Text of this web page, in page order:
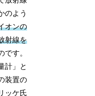
のよう
オンの
射線を
です。
計」と
装置の
ッケ氏